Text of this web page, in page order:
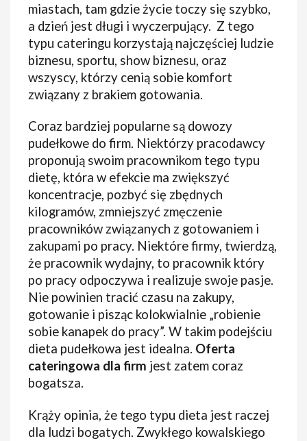
miastach, tam gdzie życie toczy się szybko,
a dzień jest długi i wyczerpujący. Z tego
typu cateringu korzystają najczęściej ludzie
biznesu, sportu, show biznesu, oraz
wszyscy, którzy cenią sobie komfort
związany z brakiem gotowania.
Coraz bardziej popularne są dowozy
pudełkowe do firm. Niektórzy pracodawcy
proponują swoim pracownikom tego typu
dietę, która w efekcie ma zwiększyć
koncentracje, pozbyć się zbędnych
kilogramów, zmniejszyć zmęczenie
pracowników związanych z gotowaniem i
zakupami po pracy. Niektóre firmy, twierdzą,
że pracownik wydajny, to pracownik który
po pracy odpoczywa i realizuje swoje pasje.
Nie powinien tracić czasu na zakupy,
gotowanie i pisząc kolokwialnie „robienie
sobie kanapek do pracy”. W takim podejściu
dieta pudełkowa jest idealna. Oferta
cateringowa dla firm jest zatem coraz
bogatsza.
Krąży opinia, że tego typu dieta jest raczej
dla ludzi bogatych. Zwykłego kowalskiego